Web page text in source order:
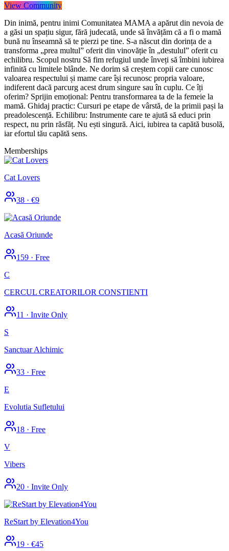
View Community
Din inimă, pentru inimi Comunitatea MAMA a apărut din nevoia de
a găsi un spațiu sigur, fără judecată, unde să învățăm că a fi o mamă
bună nu înseamnă să te pierzi pe tine. S-a născut din dorința de a
transforma „prea multul” oferit din vinovăție în „destulul” oferit cu
echilibru. Scopul nostru Să fim refugiul unde înveți să îmbini iubirea
infinită cu limitele blânde. Ne dorim să creștem copii care cunosc
valoarea respectului și mame care își recunosc propria valoare,
indiferent dacă parcurg acest drum singure sau în cuplu. Ce îți
oferim? Sprijin emoțional: Pentru transformarea ta de la femeie la
mamă. Ghidaj practic: Cursuri pe etape de vârstă, de la primii pași la
preadolescență. Echilibru: Instrumente care te ajută să educi prin
respect, nu prin răsfăț. Nu ești singură. Aici, iubirea ta capătă busolă,
iar efortul tău capătă sens.
Memberships
Cat Lovers
38 · €9
Acasă Oriunde
159 · Free
C
CERCUL CREATORILOR CONSTIENTI
11 · Invite Only
S
Sanctuar Alchimic
33 · Free
E
Evolutia Sufletului
18 · Free
V
Vibers
20 · Invite Only
ReStart by Elevation4You
19 · €45